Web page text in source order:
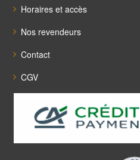
Horaires et accès
Nos revendeurs
Contact
CGV